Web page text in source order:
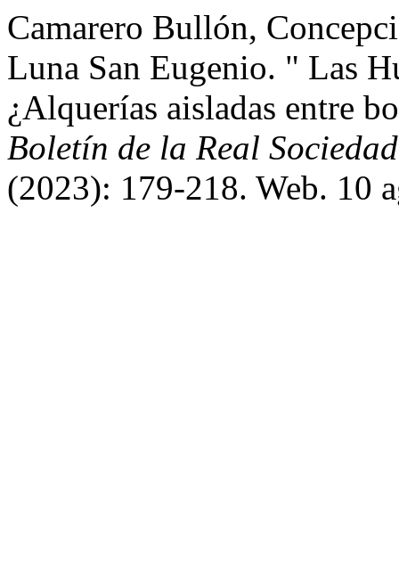
Camarero Bullón,
Luna San Eugenio. " Las
¿Alquerías aisladas entre
Boletín de la Real
(2023): 179-218. Web. 10